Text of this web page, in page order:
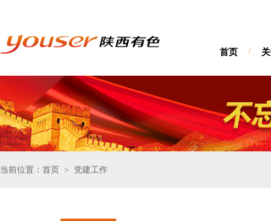
首页 /
当前位置：首页 > 党建工作